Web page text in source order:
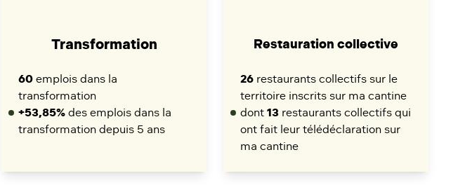
Transformation
60 emplois dans la
transformation
+53,85% des emplois dans la
transformation depuis 5 ans
Restauration collective
26 restaurants collectifs sur le
territoire inscrits sur ma cantine
dont 13 restaurants collectifs qui
ont fait leur télédéclaration sur
ma cantine